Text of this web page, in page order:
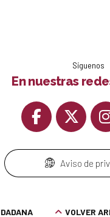
Síguenos
En nuestras
Aviso de
VOLVER